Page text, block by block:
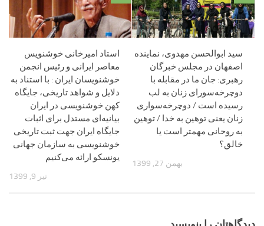
استاد امیرخانی خوشنویس
معاصر ایرانی و رئیس انجمن
خوشنویسان ایران : با استناد به
دلایل و شواهد تاریخی، جایگاه
کهن خوشنویسی در ایران
بیانیه‌ای مستدل برای اثبات
جایگاه ایران جهت ثبت تاریخی
خوشنویسی به سازمان جهانی
یونسکو ارائه می‌کنیم‌
تیر 9, 1399
سید ابوالحسن مهدوی، نماینده
اصفهان در مجلس خبرگان
رهبری: جان ما در مقابله با
دوچرخه‌سورای زنان به لب
رسیده است / دوچرخه‌سواری
زنان یعنی توهین به خدا / توهین
به روحانی مهمتر است یا
خالق؟
بهمن 27, 1399